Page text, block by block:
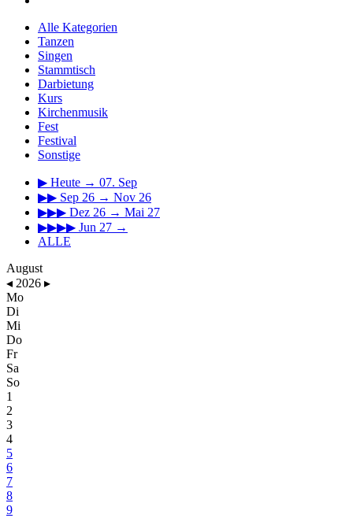
Alle Kategorien
Tanzen
Singen
Stammtisch
Darbietung
Kurs
Kirchenmusik
Fest
Festival
Sonstige
▶ Heute → 07. Sep
▶▶ Sep 26 → Nov 26
▶▶▶ Dez 26 → Mai 27
▶▶▶▶ Jun 27 →
ALLE
August
◂ 2026 ▸
Mo
Di
Mi
Do
Fr
Sa
So
1
2
3
4
5
6
7
8
9